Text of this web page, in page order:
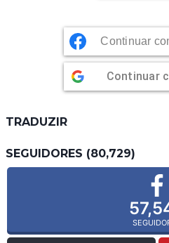
Continuar
Continuar
TRADUZIR
SEGUIDORES (80,729)